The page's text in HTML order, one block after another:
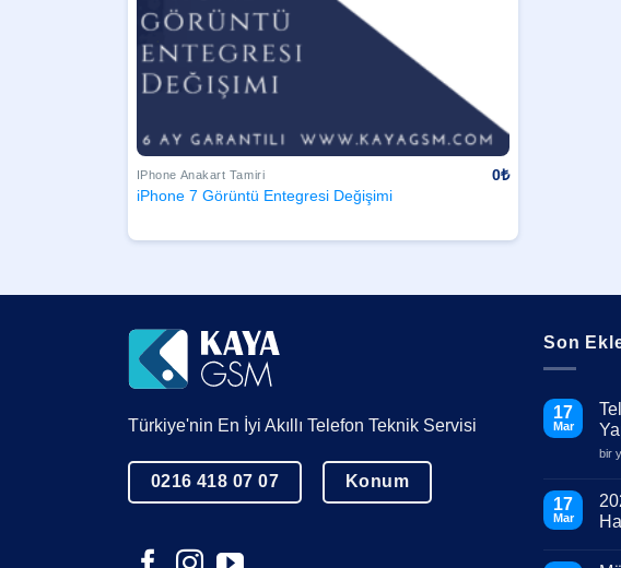
IPhone Anakart Tamiri
iPhone 7 Görüntü Entegresi Değişimi
0₺
Türkiye'nin En İyi Akıllı Telefon Teknik Servisi
0216 418 07 07 Konum
Son
17
Mar
Ne
için
bir
17
Mar